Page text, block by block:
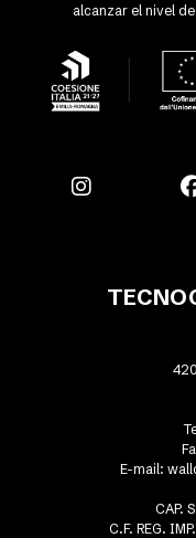
alcanzar el nivel
E-mail:
CAP.
C.F. REG.